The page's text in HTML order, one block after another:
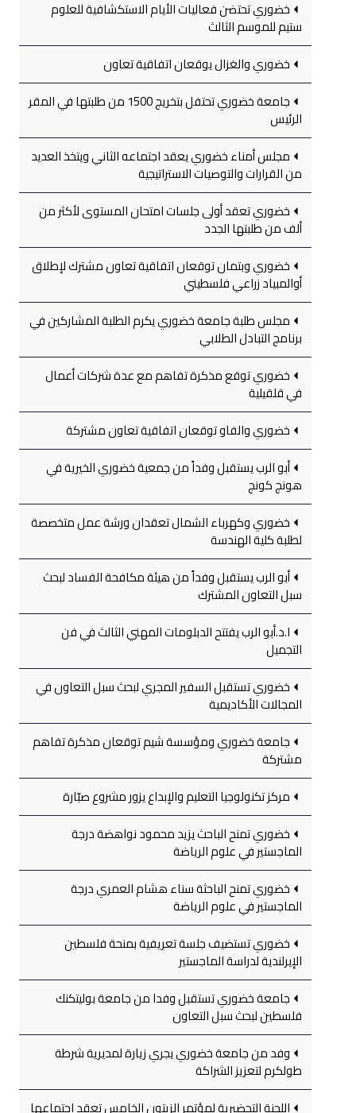
خضوري تحتضن فعاليات الأيام الاستكشافية للعلوم
ستيم للموسم الثالث
خضوري والغزال يوقعان اتفاقية تعاون
جامعة خضوري تحتفل بتخريج 1500 من طلبتها في المقر
الرئيس
مجلس أمناء خضوري يعقد اجتماعه الثاني ويتخذ العديد
من القرارات والتوصيات الاستراتيجية
خضوري تعقد أولى جلسات امتحان المستوى لأكثر من
ألف من طلبتها الجدد
خضوري وبتمان توقعان اتفاقية تعاون مشترك لإطلاق
أوالمبياد زراعي فلسطيني
مجلس طلبة جامعة خضوري يكرم الطلبة المشاركين في
برنامج التبادل الطلابي
خضوري توقع مذكرة تفاهم مع عدة شركات أعمال
في قلقيلية
خضوري والفاو توقعان اتفاقية تعاون مشتركة
أبو الرب يستقبل وفداً من جمعية خضوري الخيرية في
هونج كونج
خضوري وكهرباء الشمال تعقدان ورشة عمل متخصصة
لطلبة كلية الهندسة
أبو الرب يستقبل وفداً من هيئة مكافحة الفساد لبحث
سبل التعاون المشترك
ا.د.أبو الرب يفتتح الدبلومات المهني الثالث في فن
التجميل
خضوري تستقبل السفير المجري لبحث سبل التعاون في
المجالات الأكاديمية
جامعة خضوري ومؤسسة شيم توقعان مذكرة تفاهم
مشتركة
مركز تكنولوجيا التعليم والإبداع يزور مشروع صبّارة
خضوري تمنح الباحث يزيد محمود نواهضة درجة
الماجستير في علوم الرياضة
خضوري تمنح الباحثة سناء هشام العمري درجة
الماجستير في علوم الرياضة
خضوري تستضيف جلسة تعريفية بمنحة فلسطين
الإيرلندية لدراسة الماجستير
جامعة خضوري تستقبل وفدا من جامعة بوليتكنك
فلسطين لبحث سبل التعاون
وفد من جامعة خضوري يجري زيارة لمديرية شرطة
طولكرم لتعزيز الشراكة
اللجنة التحضيرية لمؤتمر الزيتون الخامس تعقد اجتماعها